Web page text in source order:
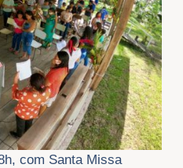
com Santa Missa